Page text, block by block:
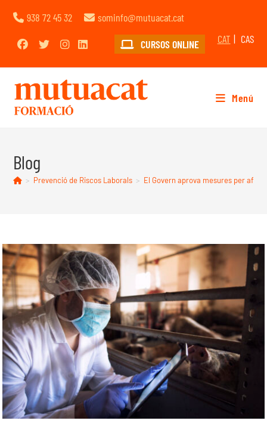
938 72 45 32
sominfo@mutuacat.cat
CAT
CAS
CURSOS ONLINE
Menú
Blog
> Prevenció de Riscos Laborals > El Govern aprova mesures per